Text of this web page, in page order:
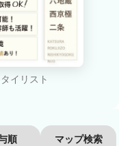
容師アシスタント
ント・レセプション
エステティシャン
イリスト
順 マップ検索